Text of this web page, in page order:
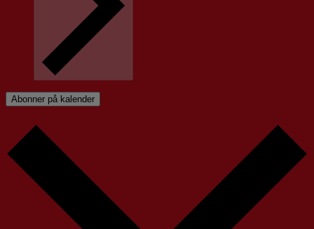
Abonner på kalender